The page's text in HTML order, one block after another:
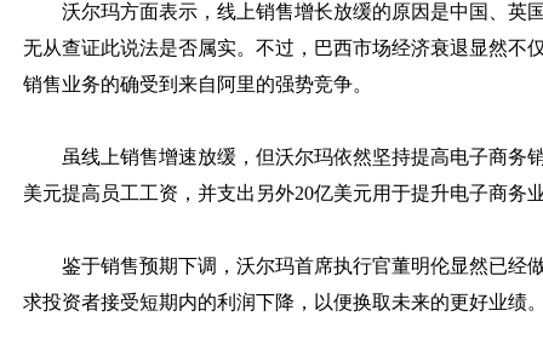
沃尔玛方面表示，线上销售增长放缓的原因是中国、英
无从查证此说法是否属实。不过，巴西市场经济衰退显然不
销售业务的确受到来自阿里的强势竞争。
虽线上销售增速放缓，但沃尔玛依然坚持提高电子商务
美元提高员工工资，并支出另外20亿美元用于提升电子商
鉴于销售预期下调，沃尔玛首席执行官董明伦显然已经
求投资者接受短期内的利润下降，以便换取未来的更好业绩